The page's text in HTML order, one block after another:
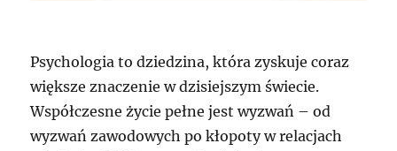
Psychologia to dziedzina, która zyskuje coraz
większe znaczenie w dzisiejszym świecie.
Współczesne życie pełne jest wyzwań – od
wyzwań zawodowych po kłopoty w relacjach